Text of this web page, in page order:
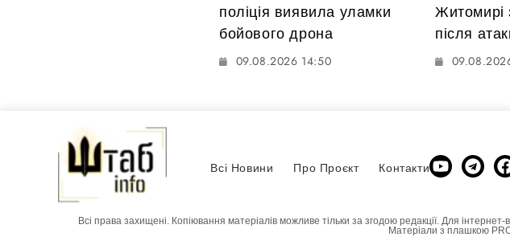
поліція виявила уламки
бойового дрона
09.08.2026 14:50
Житомирі
після
Всі Новини Про Проєкт Контакти
Всі права захищені. Копіювання матеріалів можливе тільки за згодою редакції. Для
Матеріали з плашкою